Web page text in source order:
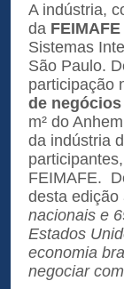
A indústria,
da
Sistemas
São Paulo.
participação
de
m² do
da indústria
FEIMAFE.
desta edição
nacionais e
Estados
economia
negociar